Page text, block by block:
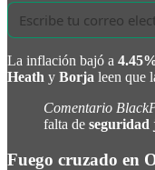
La inflación bajó a
Heath y Borja leen que
Comentario
falta de seguridad
Fuego cruzado en